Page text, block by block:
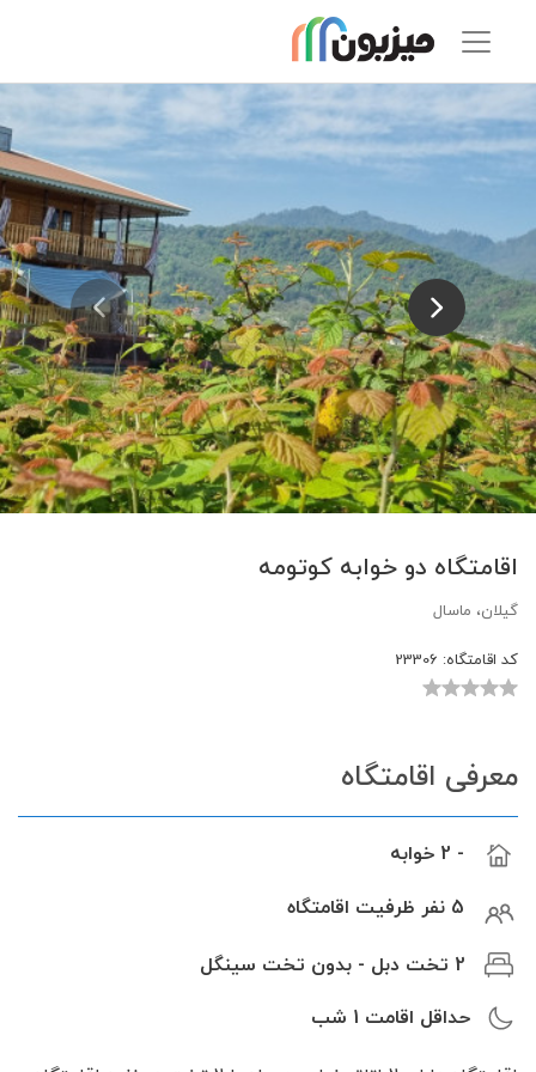
اقامتگاه دو خوابه کوتومه
گیلان، ماسال
کد اقامتگاه:
معرفی اقامتگاه
- 2 خوابه
5 نفر ظرفیت اقامتگاه
2 تخت دبل - بدون تخت سینگل
حداقل اقامت 1 شب